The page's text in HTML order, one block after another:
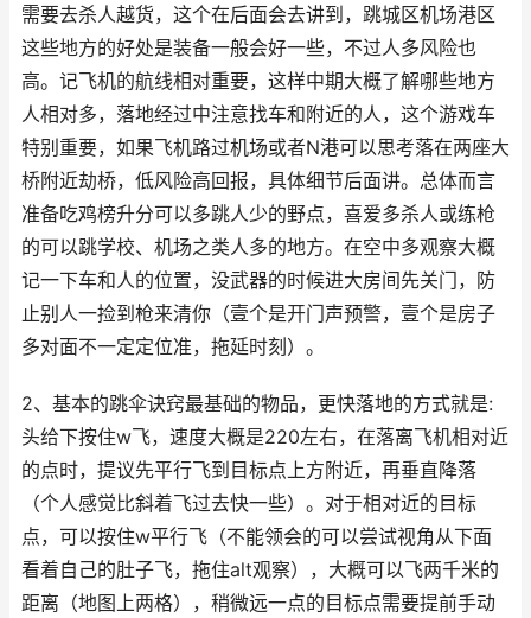
需要去杀人越货，这个在后面会去讲到，跳城区机场港区
这些地方的好处是装备一般会好一些，不过人多风险也
高。记飞机的航线相对重要，这样中期大概了解哪些地方
人相对多，落地经过中注意找车和附近的人，这个游戏车
特别重要，如果飞机路过机场或者N港可以思考落在两座大
桥附近劫桥，低风险高回报，具体细节后面讲。总体而言
准备吃鸡榜升分可以多跳人少的野点，喜爱多杀人或练枪
的可以跳学校、机场之类人多的地方。在空中多观察大概
记一下车和人的位置，没武器的时候进大房间先关门，防
止别人一捡到枪来清你（壹个是开门声预警，壹个是房子
多对面不一定定位准，拖延时刻）。
2、基本的跳伞诀窍最基础的物品，更快落地的方式就是:
头给下按住w飞，速度大概是220左右，在落离飞机相对近
的点时，提议先平行飞到目标点上方附近，再垂直降落
（个人感觉比斜着飞过去快一些）。对于相对近的目标
点，可以按住w平行飞（不能领会的可以尝试视角从下面
看着自己的肚子飞，拖住alt观察），大概可以飞两千米的
距离（地图上两格），稍微远一点的目标点需要提前手动